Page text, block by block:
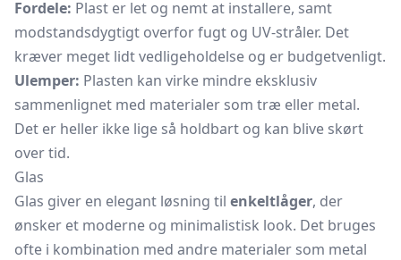
Fordele: Plast er let og nemt at installere, samt
modstandsdygtigt overfor fugt og UV-stråler. Det
kræver meget lidt vedligeholdelse og er budgetvenligt.
Ulemper: Plasten kan virke mindre eksklusiv
sammenlignet med materialer som træ eller metal.
Det er heller ikke lige så holdbart og kan blive skørt
over tid.
Glas
Glas giver en elegant løsning til enkeltlåger, der
ønsker et moderne og minimalistisk look. Det bruges
ofte i kombination med andre materialer som metal